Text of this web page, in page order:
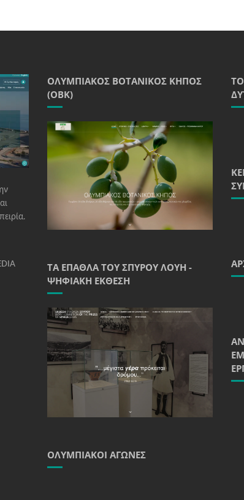
ΟΛΥΜΠΙΑΚΌΣ ΒΟΤΑΝΙΚΌΣ ΚΉΠΟΣ
(ΟΒΚ)
ΤΑ ΈΠΑΘΛΑ ΤΟΥ ΣΠΎΡΟΥ ΛΟΎΗ -
ΨΗΦΙΑΚΉ ΈΚΘΕΣΗ
ΟΛΥΜΠΙΑΚΟΊ ΑΓΏΝΕΣ